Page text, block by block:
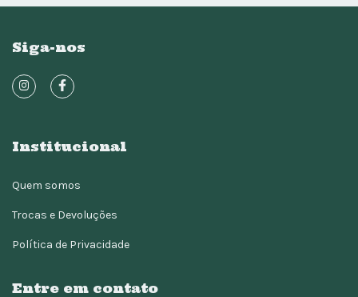
Siga-nos
Institucional
Quem somos
Trocas e Devoluções
Política de Privacidade
Entre em contato